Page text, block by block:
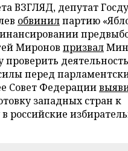
ВЗГЛЯД, депутат
обвинилпартию
Миронов призвал
проверить
перед
Совет Федерации
западных стран к
российские